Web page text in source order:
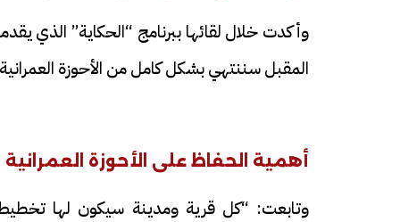
وأكدت خلال لقائها ببرنامج “الحكاية” الذي
المقبل سننتهي بشكل كامل من الأحوزة
أهمية الحفاظ على الأحوزة
وتابعت: “كل قرية ومدينة سيكون لها